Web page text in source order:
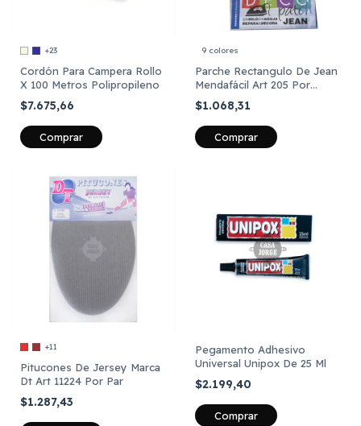
+23
Cordón Para Campera Rollo
X 100 Metros Polipropileno
$7.675,66
Comprar
9 colores
Parche Rectangulo De Jean
Mendafácil Art 205 Por
Unidad
$1.068,31
Comprar
+11
Pitucones De Jersey Marca
Dt Art 11224 Por Par
$1.287,43
Pegamento Adhesivo
Universal Unipox De 25 Ml
$2.199,40